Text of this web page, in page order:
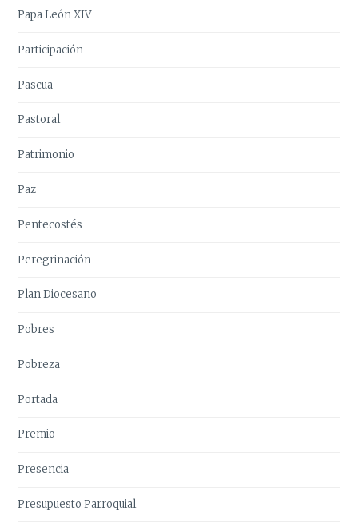
Papa León XIV
Participación
Pascua
Pastoral
Patrimonio
Paz
Pentecostés
Peregrinación
Plan Diocesano
Pobres
Pobreza
Portada
Premio
Presencia
Presupuesto Parroquial